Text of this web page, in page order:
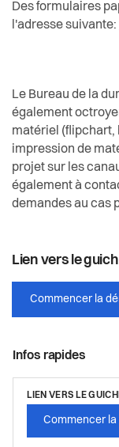
Des formulaires
l'adresse suivante:
Le Bureau de la
également
matériel (flipchart,
impression de
projet sur les
également à
demandes au cas
Lien vers le
Commencer la
Infos rapides
LIEN VERS LE
Commencer